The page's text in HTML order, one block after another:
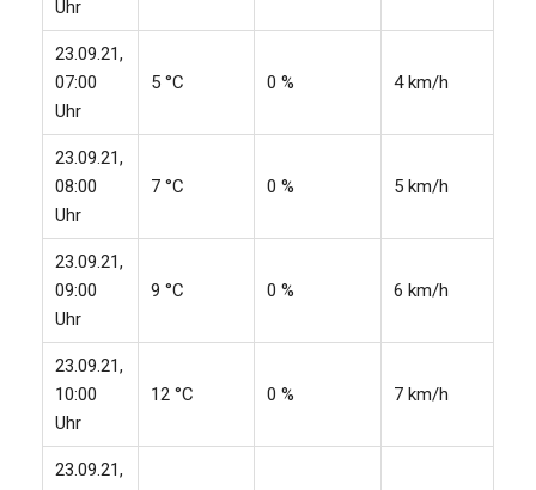
Uhr
23.09.21,
07:00
Uhr
5 °C 0 % 4 km/h
23.09.21,
08:00
Uhr
7 °C 0 % 5 km/h
23.09.21,
09:00
Uhr
9 °C 0 % 6 km/h
23.09.21,
10:00
Uhr
12 °C 0 % 7 km/h
23.09.21,